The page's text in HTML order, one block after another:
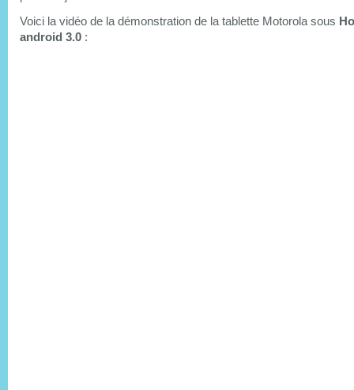
Voici la vidéo de la démonstration de la tablette Motorola sous
android 3.0 :